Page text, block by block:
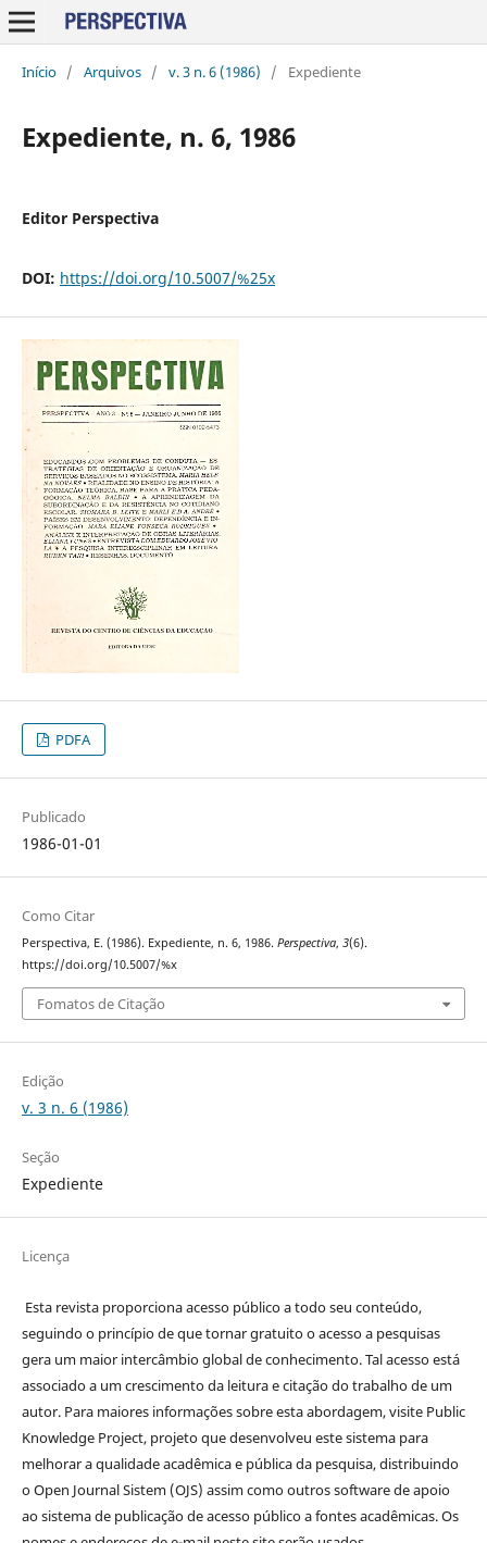
Início / Arquivos / v. 3 n. 6 (1986) / Expediente
Expediente, n. 6, 1986
Editor Perspectiva
DOI: https://doi.org/10.5007/%25x
PDFA
Publicado
1986-01-01
Como Citar
Perspectiva, E. (1986). Expediente, n. 6, 1986. Perspectiva, 3(6).
https://doi.org/10.5007/%x
Fomatos de Citação
Edição
v. 3 n. 6 (1986)
Seção
Expediente
Licença
Esta revista proporciona acesso público a todo seu conteúdo,
seguindo o princípio de que tornar gratuito o acesso a pesquisas
gera um maior intercâmbio global de conhecimento. Tal acesso está
associado a um crescimento da leitura e citação do trabalho de um
autor. Para maiores informações sobre esta abordagem, visite Public
Knowledge Project, projeto que desenvolveu este sistema para
melhorar a qualidade acadêmica e pública da pesquisa, distribuindo
o Open Journal Sistem (OJS) assim como outros software de apoio
ao sistema de publicação de acesso público a fontes acadêmicas. Os